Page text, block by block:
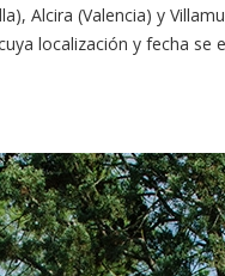
Alcira (Valencia) y
localización y fecha se